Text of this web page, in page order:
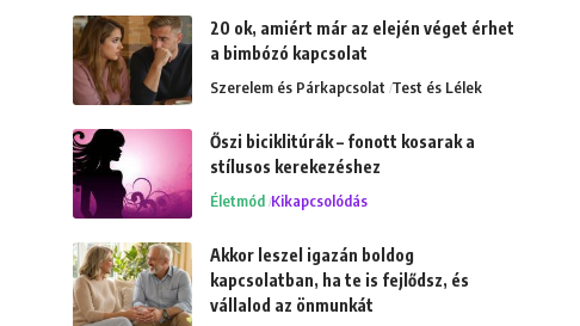
20 ok, amiért már az elején véget érhet
a bimbózó kapcsolat
Szerelem és Párkapcsolat Test és Lélek
Őszi biciklitúrák – fonott kosarak a
stílusos kerekezéshez
Életmód Kikapcsolódás
Akkor leszel igazán boldog
kapcsolatban, ha te is fejlődsz, és
vállalod az önmunkát